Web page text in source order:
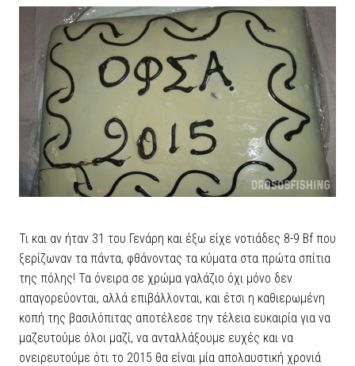
Τι και αν ήταν 31 του Γενάρη και έξω είχε νοτιάδες 8-9 Bf που
ξερίζωναν τα πάντα, φθάνοντας τα κύματα στα πρώτα σπίτια
της πόλης! Τα όνειρα σε χρώμα γαλάζιο όχι μόνο δεν
απαγορεύονται, αλλά επιβάλλονται, και έτσι η καθιερωμένη
κοπή της βασιλόπιτας αποτέλεσε την τέλεια ευκαιρία για να
μαζευτούμε όλοι μαζί, να ανταλλάξουμε ευχές και να
ονειρευτούμε ότι το 2015 θα είναι μία απολαυστική χρονιά